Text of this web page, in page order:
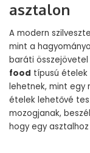
asztalon
A modern
mint a
baráti
food típusú ételek
lehetnek, mint egy
ételek lehetővé
mozogjanak,
hogy egy